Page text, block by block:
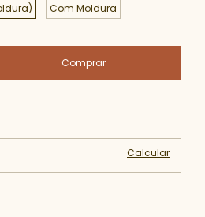
Com Moldura
Calcular